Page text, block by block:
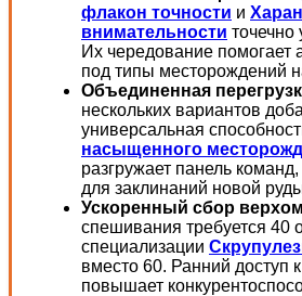
флакон точности и
внимательности точечно
Их чередование помогает
под типы месторождений
Объединенная
нескольких вариантов
универсальная
насыщенного
разгружает панель
для заклинаний новой
Ускоренный сбор верхом
спешивания требуется 40
специализации
вместо 60. Ранний доступ
повышает